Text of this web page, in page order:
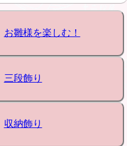
お雛様を楽しむ！
三段飾り
収納飾り